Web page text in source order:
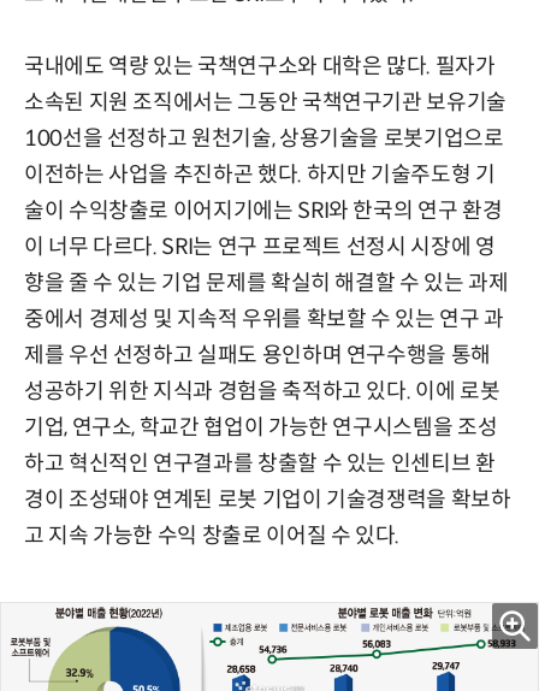
국내에도 역량 있는 국책연구소와 대학은 많다. 필자가
소속된 지원 조직에서는 그동안 국책연구기관 보유기술
100선을 선정하고 원천기술, 상용기술을 로봇기업으로
이전하는 사업을 추진하곤 했다. 하지만 기술주도형 기
술이 수익창출로 이어지기에는 SRI와 한국의 연구 환경
이 너무 다르다. SRI는 연구 프로젝트 선정시 시장에 영
향을 줄 수 있는 기업 문제를 확실히 해결할 수 있는 과제
중에서 경제성 및 지속적 우위를 확보할 수 있는 연구 과
제를 우선 선정하고 실패도 용인하며 연구수행을 통해
성공하기 위한 지식과 경험을 축적하고 있다. 이에 로봇
기업, 연구소, 학교간 협업이 가능한 연구시스템을 조성
하고 혁신적인 연구결과를 창출할 수 있는 인센티브 환
경이 조성돼야 연계된 로봇 기업이 기술경쟁력을 확보하
고 지속 가능한 수익 창출로 이어질 수 있다.